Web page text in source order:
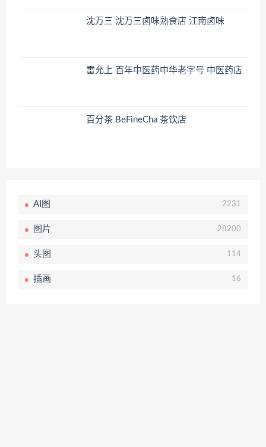
沈万三 沈万三卤味熟食店 江南卤味
雷允上 百年中医药中华老字号 中医药店
百分茶 BeFineCha 茶饮店
AI图 2231
图片 28200
头图 114
插画 16